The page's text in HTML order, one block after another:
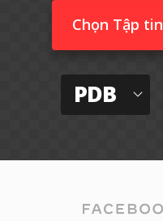
Chọn Tập tin
PDB